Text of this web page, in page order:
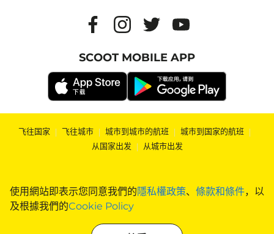
使用網站即表示您同意我們的隱私權政策、 條款和條件，以
及根據我們的Cookie Policy
SCOOT MOBILE APP
飞往国家 | 飞往城市 | 城市到城市的航班 | 城市到国家的航班 |
从国家出发 | 从城市出发